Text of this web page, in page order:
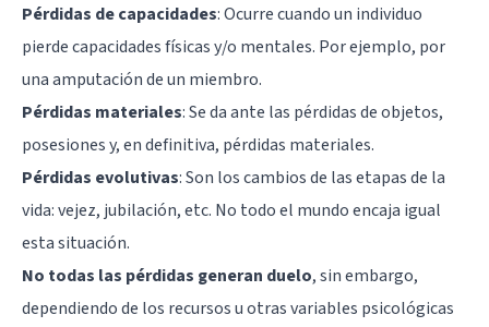
Pérdidas de capacidades: Ocurre cuando un individuo
pierde capacidades físicas y/o mentales. Por ejemplo, por
una amputación de un miembro.
Pérdidas materiales: Se da ante las pérdidas de objetos,
posesiones y, en definitiva, pérdidas materiales.
Pérdidas evolutivas: Son los cambios de las etapas de la
vida: vejez, jubilación, etc. No todo el mundo encaja igual
esta situación.
No todas las pérdidas generan duelo, sin embargo,
dependiendo de los recursos u otras variables psicológicas